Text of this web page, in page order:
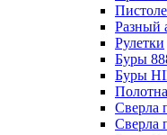
Разный
Рулетки
Буры
Буры
Сверла
Сверла